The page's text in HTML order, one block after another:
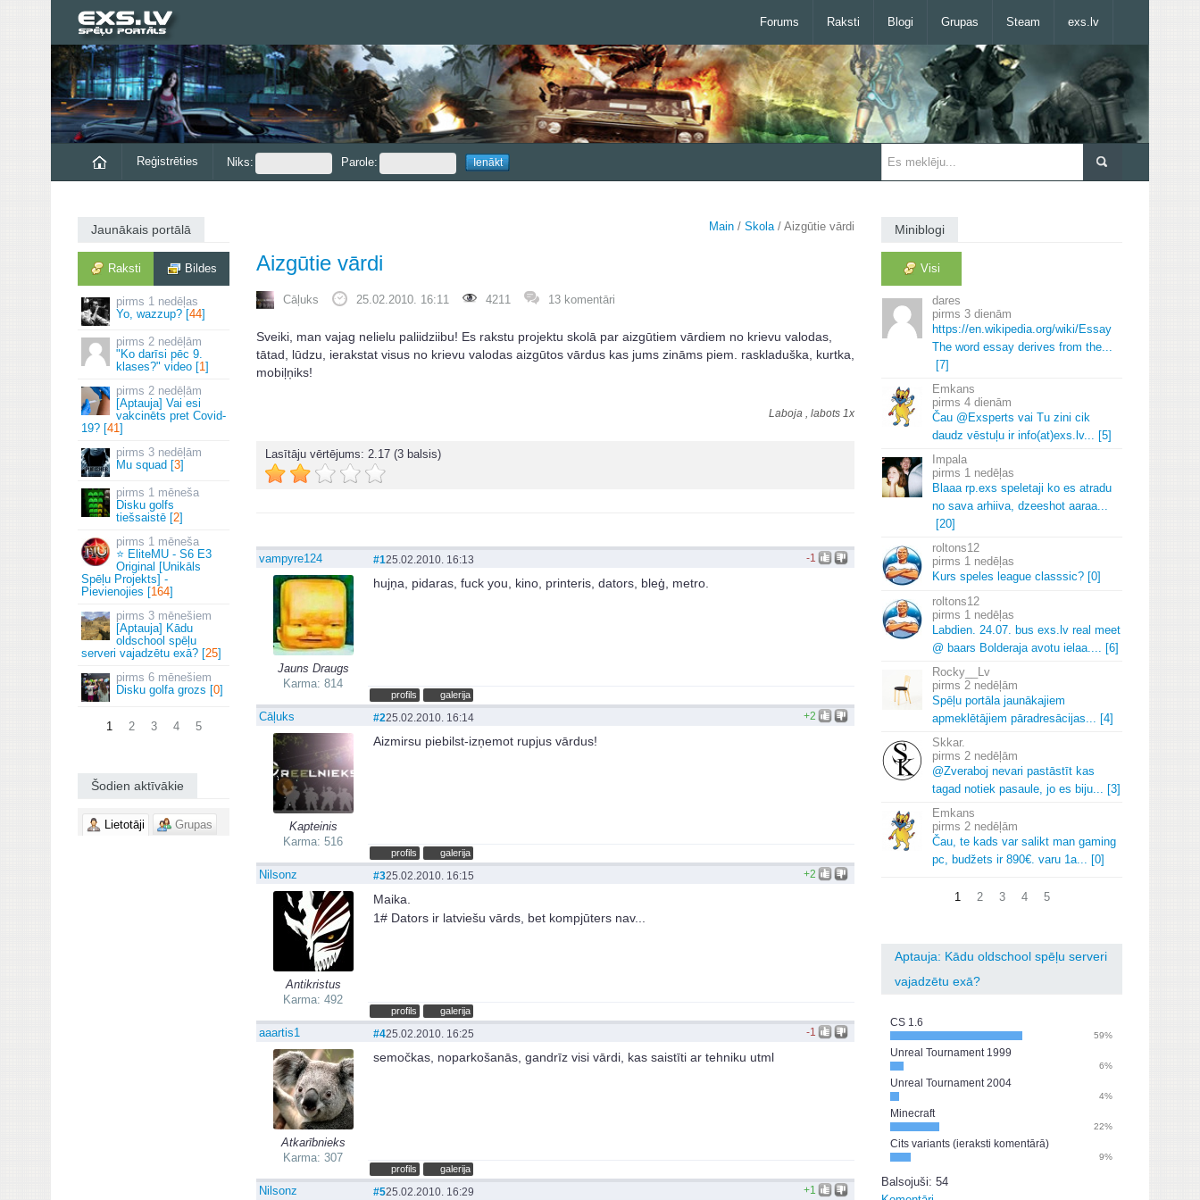
Forums Raksti Blogi Grupas Steam exs.lv
Reģistrēties Niks: Parole:
Jaunākais portālā
Raksti Bildes
1 nedēļas
Yo, wazzup? [44]
2 nedēļām
"Ko darīsi pēc 9.
klases?" video [1]
2 nedēļām
[Aptauja] Vai esi
vakcinēts pret Covid-
19? [41]
3 nedēļām
Mu squad [3]
1 mēneša
Disku golfs
tiešsaistē [2]
1 mēneša
⭐ EliteMU - S6 E3
Original [Unikāls
Spēļu Projekts] -
Pievienojies [164]
3 mēnešiem
[Aptauja] Kādu
oldschool spēļu
serveri vajadzētu exā? [25]
6 mēnešiem
Disku golfa grozs [0]
1 2 3 4 5
Šodien aktīvākie
Lietotāji Grupas
Main / Skola/ Aizgūtie vārdi
Aizgūtie vārdi
Cāļuks 25.02.2010. 16:11 4211 13 komentāri
Sveiki, man vajag nelielu paliidziibu! Es rakstu projektu skolā par aizgūtiem vārdiem no krievu valodas,
tātad, lūdzu, ierakstat visus no krievu valodas aizgūtos vārdus kas jums zināms piem. raskladuška, kurtka,
mobiļņiks!
Laboja , labots 1x
Lasītāju vērtējums: 2.17 (3 balsis)
vampyre124
Jauns Draugs
Karma: 814
-1
#125.02.2010. 16:13
hujņa, pidaras, fuck you, kino, printeris, dators, bleģ, metro.
profils galerija
Cāļuks
Kapteinis
Karma: 516
+2
#225.02.2010. 16:14
Aizmirsu piebilst-izņemot rupjus vārdus!
profils galerija
Nilsonz
Antikristus
Karma: 492
+2
#325.02.2010. 16:15
Maika.
1# Dators ir latviešu vārds, bet kompjūters nav...
profils galerija
aaartis1
Atkarībnieks
Karma: 307
-1
#425.02.2010. 16:25
semočkas, noparkošanās, gandrīz visi vārdi, kas saistīti ar tehniku utml
profils galerija
Nilsonz +1
#525.02.2010. 16:29
Miniblogi
Visi
dares
3 dienām
https://en.wikipedia.org/wiki/Essay
The word essay derives from the...
[7]
Emkans
4 dienām
Čau @Exsperts vai Tu zini cik
daudz vēstuļu ir info(at)exs. lv... [5]
Impala
1 nedēļas
Blaaa rp.exs speletaji ko es atradu
no sava arhiiva, dzeeshot aaraa...
[20]
roltons12
1 nedēļas
Kurs speles league classsic? [0]
roltons12
1 nedēļas
Labdien. 24.07. bus exs. lv real meet
@ baars Bolderaja avotu ielaa.... [6]
Rocky__Lv
2 nedēļām
Spēļu portāla jaunākajiem
apmeklētājiem pāradresācijas... [4]
Skkar.
2 nedēļām
@Zveraboj nevari pastāstīt kas
tagad notiek pasaule, jo es biju... [3]
Emkans
2 nedēļām
Čau, te kads var salikt man gaming
pc, budžets ir 890€. varu 1a... [0]
1 2 3 4 5
Aptauja: Kādu oldschool spēļu serveri
vajadzētu exā?
CS 1.6
59%
Unreal Tournament 1999
6%
Unreal Tournament 2004
4%
Minecraft
22%
Cits variants (ieraksti komentārā)
9%
Balsojuši: 54